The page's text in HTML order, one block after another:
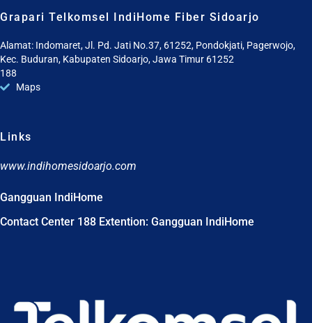
Grapari Telkomsel IndiHome Fiber Sidoarjo
Alamat: Indomaret, Jl. Pd. Jati No.37, 61252, Pondokjati, Pagerwojo,
Kec. Buduran, Kabupaten Sidoarjo, Jawa Timur 61252
188
Maps
Links
www.indihomesidoarjo.com
Gangguan IndiHome
Contact Center 188 Extention: Gangguan IndiHome